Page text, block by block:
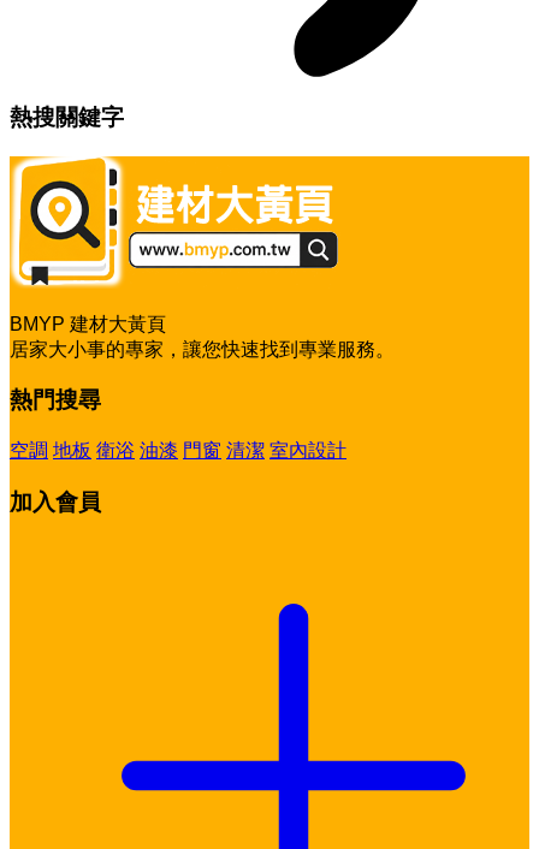
熱搜關鍵字
BMYP 建材大黃頁
居家大小事的專家，讓您快速找到專業服務。
熱門搜尋
空調 地板 衛浴 油漆 門窗 清潔 室內設計
加入會員